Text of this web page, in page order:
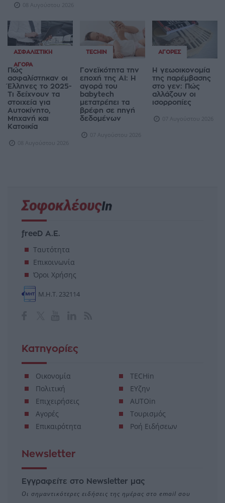
08 Αυγούστου 2026
ΑΣΦΑΛΙΣΤΙΚΉ
ΑΓΟΡΆ
Πώς
ασφαλίστηκαν οι
Έλληνες το 2025-
Τι δείχνουν τα
στοιχεία για
Αυτοκίνητο,
Μηχανή και
Κατοικία
08 Αυγούστου 2026
TECHIN
Γονεϊκότητα την
εποχή της AI: Η
αγορά του
babytech
μετατρέπει τα
βρέφη σε πηγή
δεδομένων
07 Αυγούστου 2026
ΑΓΟΡΈΣ
Η γεωοικονομία
της παρέμβασης
στο γεν: Πώς
αλλάζουν οι
ισορροπίες
07 Αυγούστου 2026